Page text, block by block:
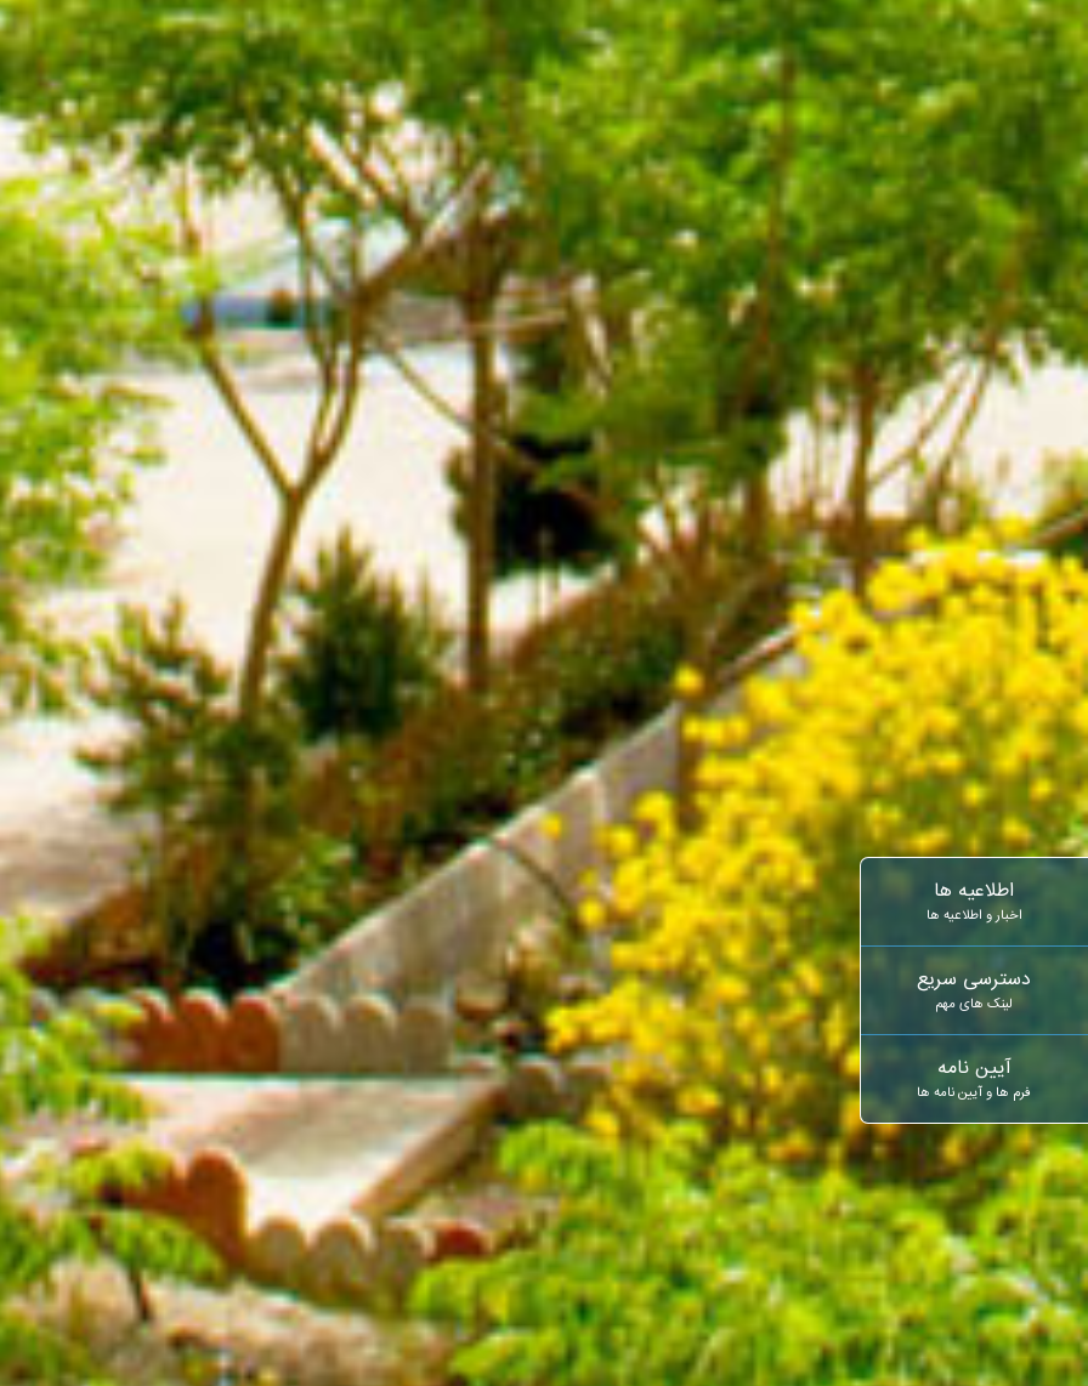
اطلاعیه ها
اخبار و اطلاعیه ها
دسترسی سریع
لینک های مهم
آیین نامه
فرم ها و آیین نامه ها